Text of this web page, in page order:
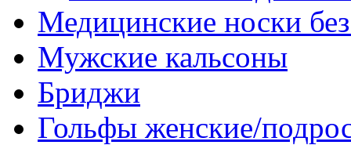
Медицинские носки
Мужские кальсоны
Бриджи
Гольфы женские/